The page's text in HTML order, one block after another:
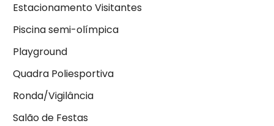
Estacionamento Visitantes
Piscina semi-olímpica
Playground
Quadra Poliesportiva
Ronda/Vigilância
Salão de Festas